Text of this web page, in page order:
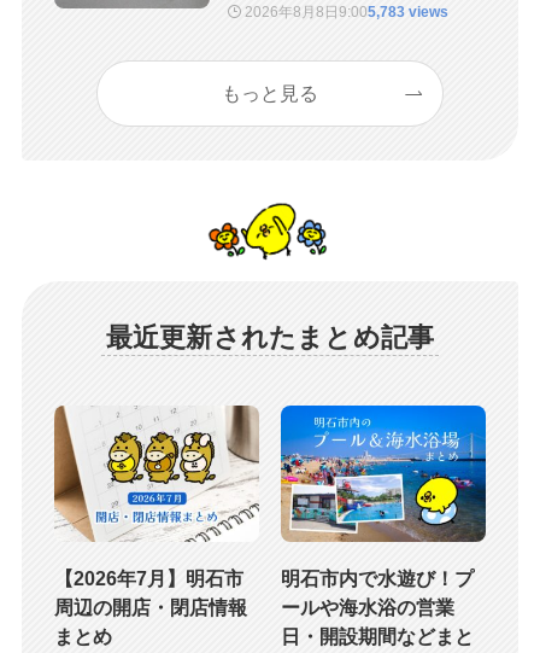
2026年8月8日9:005,783 views
もっと見る
最近更新されたまとめ記事
【2026年7月】明石市
周辺の開店・閉店情報
まとめ
明石市内で水遊び！プ
ールや海水浴の営業
日・開設期間などまと